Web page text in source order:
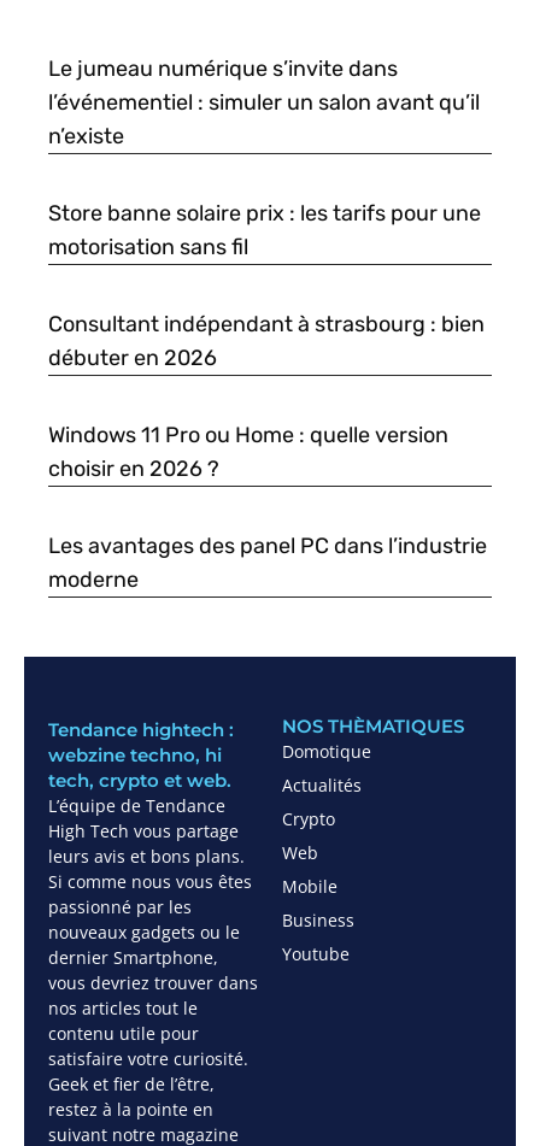
Le jumeau numérique s’invite dans
l’événementiel : simuler un salon avant qu’il
n’existe
Store banne solaire prix : les tarifs pour une
motorisation sans fil
Consultant indépendant à strasbourg : bien
débuter en 2026
Windows 11 Pro ou Home : quelle version
choisir en 2026 ?
Les avantages des panel PC dans l’industrie
moderne
Tendance hightech :
webzine techno, hi
tech, crypto et web.
L’équipe de Tendance
High Tech vous partage
leurs avis et bons plans.
Si comme nous vous êtes
passionné par les
nouveaux gadgets ou le
dernier Smartphone,
vous devriez trouver dans
nos articles tout le
contenu utile pour
satisfaire votre curiosité.
Geek et fier de l’être,
restez à la pointe en
suivant notre magazine
NOS THÈMATIQUES
Domotique
Actualités
Crypto
Web
Mobile
Business
Youtube